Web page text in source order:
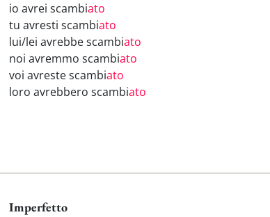
io avrei scambiato
tu avresti scambiato
lui/lei avrebbe scambiato
noi avremmo scambiato
voi avreste scambiato
loro avrebbero scambiato
Imperfetto